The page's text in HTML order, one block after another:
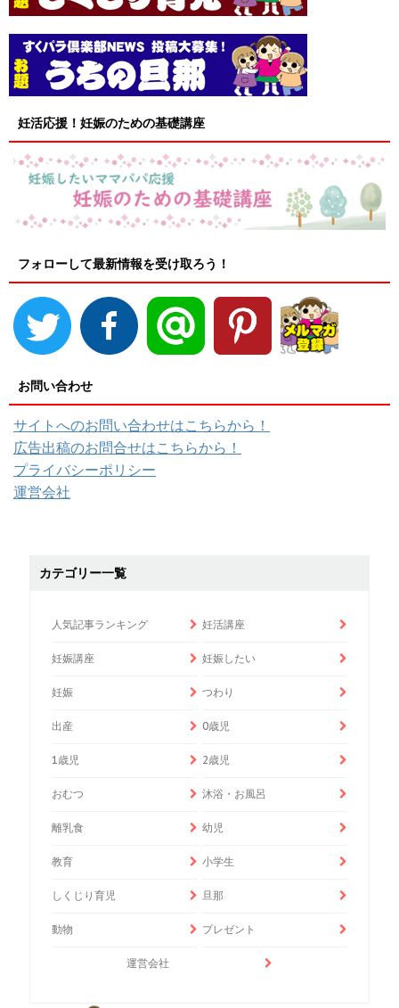
妊活応援！妊娠のための基礎講座
フォローして最新情報を受け取ろう！
お問い合わせ
サイトへのお問い合わせはこちらから！
広告出稿のお問合せはこちらから！
プライバシーポリシー
運営会社
カテゴリー一覧
人気記事ランキング 妊活講座
妊娠講座 妊娠したい
妊娠 つわり
出産 0歳児
1歳児 2歳児
おむつ 沐浴・お風呂
離乳食 幼児
教育 小学生
しくじり育児 旦那
動物 プレゼント
運営会社